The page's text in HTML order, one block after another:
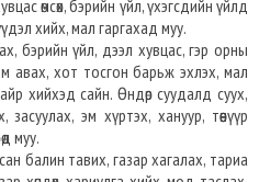
өмсөх, бэрийн үйл, үхэгсдийн үйлд
хийх, мал гаргахад муу.
бэрийн үйл, дээл хувцас, гэр орны
авах, хот тосгон барьж эхлэх, мал
хийхэд сайн. Өндөр суудалд суух,
засуулах, эм хүртэх, хануур, төөнүүр
муу.
балин тавих, газар хагалах, тариа